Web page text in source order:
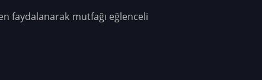
faydalanarak mutfağı eğlenceli